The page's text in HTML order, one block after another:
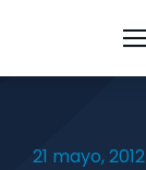
21 mayo, 2012